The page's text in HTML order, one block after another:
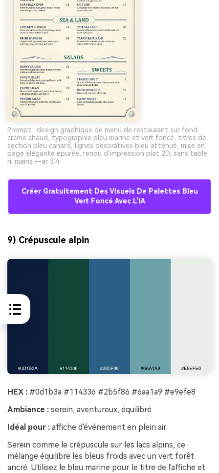
Prompt : design graphique de menu de restaurant sur fond
crème chaud, typographie bleu marine et vert foncé, titres de
section bleu canard, lignes décoratives bleu atténué, mise en
page élégante épurée, rendu d’impression plat 2D, sans table
ni mains --ar 3:4
Créer Gratuitement Des Visuels De Palettes Bleu
Vert Foncé Avec L’IA
9) Crépuscule alpin
HEX : #0d1b3a #114336 #2b5f86 #6aa1a9 #e9efe8
Ambiance : serein, aventureux, équilibré
Idéal pour : affiche d'événement en plein air
Serein comme le crépuscule sur les lacs alpins, ce
mélange équilibre les bleus froids avec un vert forêt
ancré. Utilisez le bleu marine pour le titre de l'affiche et